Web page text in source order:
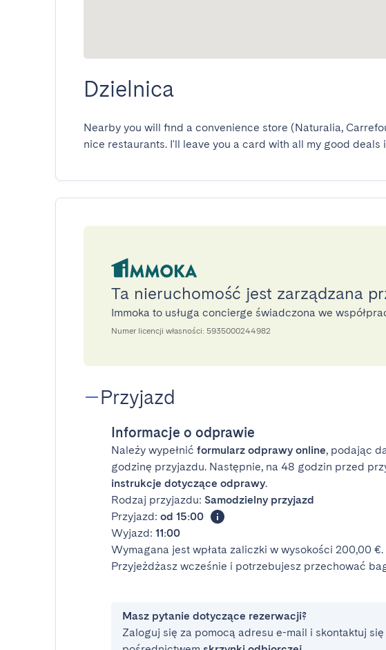
Dzielnica
Nearby you will find a convenience store (Naturalia,
nice restaurants. I'll leave you a card with all my good deals
Ta nieruchomość jest zarządzana
Immoka to usługa concierge świadczona we
Numer licencji własności: 5935000244982
Przyjazd
Informacje o odprawie
Należy wypełnić formularz odprawy online, podając
godzinę przyjazdu. Następnie, na 48 godzin przed
instrukcje dotyczące odprawy.
Rodzaj przyjazdu: Samodzielny przyjazd
Przyjazd: od 15:00
Wyjazd: 11:00
Wymagana jest wpłata zaliczki w wysokości 200,00 €.
Przyjeżdżasz wcześnie i potrzebujesz przechować
Masz pytanie dotyczące rezerwacji?
Zaloguj się za pomocą adresu e-mail i skontaktuj się